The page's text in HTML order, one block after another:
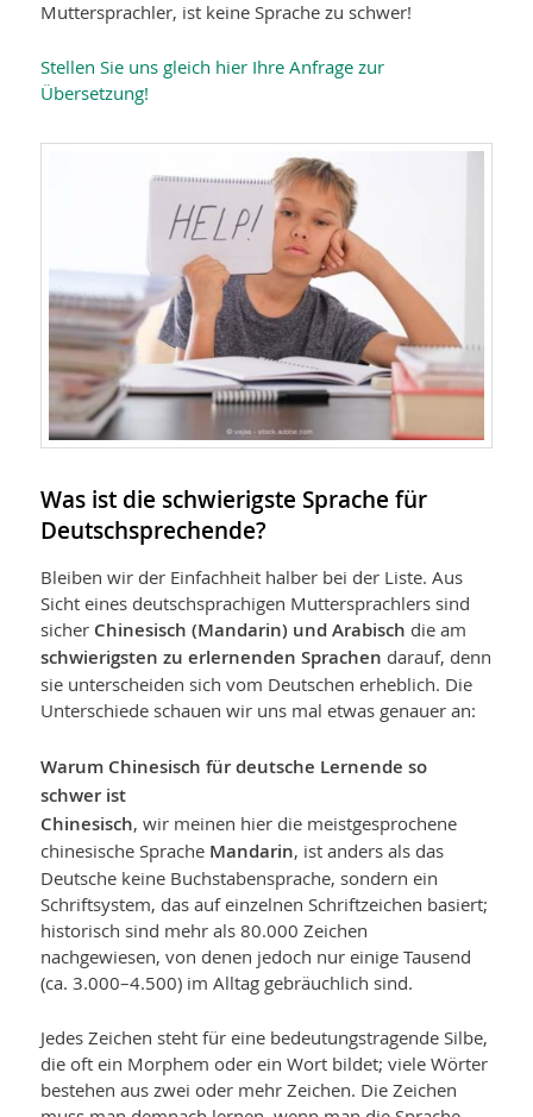
Muttersprachler, ist keine Sprache zu schwer!
Stellen Sie uns gleich hier Ihre Anfrage zur
Übersetzung!
Was ist die schwierigste Sprache für
Deutschsprechende?
Bleiben wir der Einfachheit halber bei der Liste. Aus
Sicht eines deutschsprachigen Muttersprachlers sind
sicher Chinesisch (Mandarin) und Arabisch die am
schwierigsten zu erlernenden Sprachen darauf, denn
sie unterscheiden sich vom Deutschen erheblich. Die
Unterschiede schauen wir uns mal etwas genauer an:
Warum Chinesisch für deutsche Lernende so
schwer ist
Chinesisch, wir meinen hier die meistgesprochene
chinesische Sprache Mandarin, ist anders als das
Deutsche keine Buchstabensprache, sondern ein
Schriftsystem, das auf einzelnen Schriftzeichen basiert;
historisch sind mehr als 80.000 Zeichen
nachgewiesen, von denen jedoch nur einige Tausend
(ca. 3.000–4.500) im Alltag gebräuchlich sind.
Jedes Zeichen steht für eine bedeutungstragende Silbe,
die oft ein Morphem oder ein Wort bildet; viele Wörter
bestehen aus zwei oder mehr Zeichen. Die Zeichen